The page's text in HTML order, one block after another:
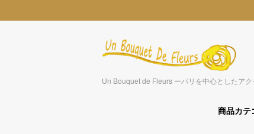
Un Bouquet de Fleurs ーパリを中心としたア
商品カテ